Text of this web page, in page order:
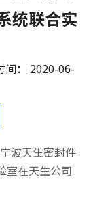
统联合实
： 2020-06-
波天生密封件
室在天生公司